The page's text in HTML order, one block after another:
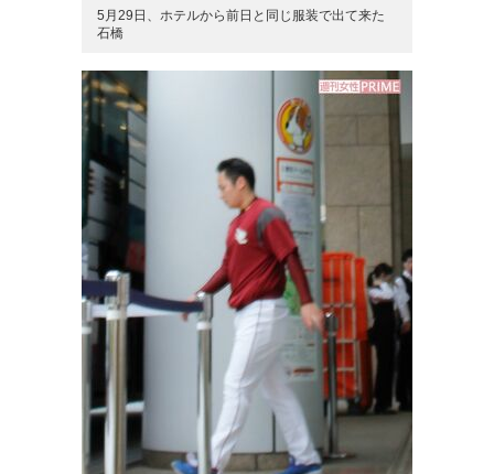
5月29日、ホテルから前日と同じ服装で出て来た
石橋